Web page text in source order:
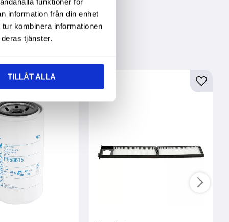
information från din enhet
kombinera informationen
tjänster.
TILLÅT ALLA